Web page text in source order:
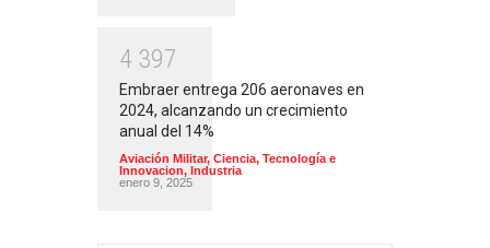
4 397
Embraer entrega 206 aeronaves en
2024, alcanzando un crecimiento
anual del 14%
Aviación Militar, Ciencia, Tecnología e
Innovacion, Industria
enero 9, 2025